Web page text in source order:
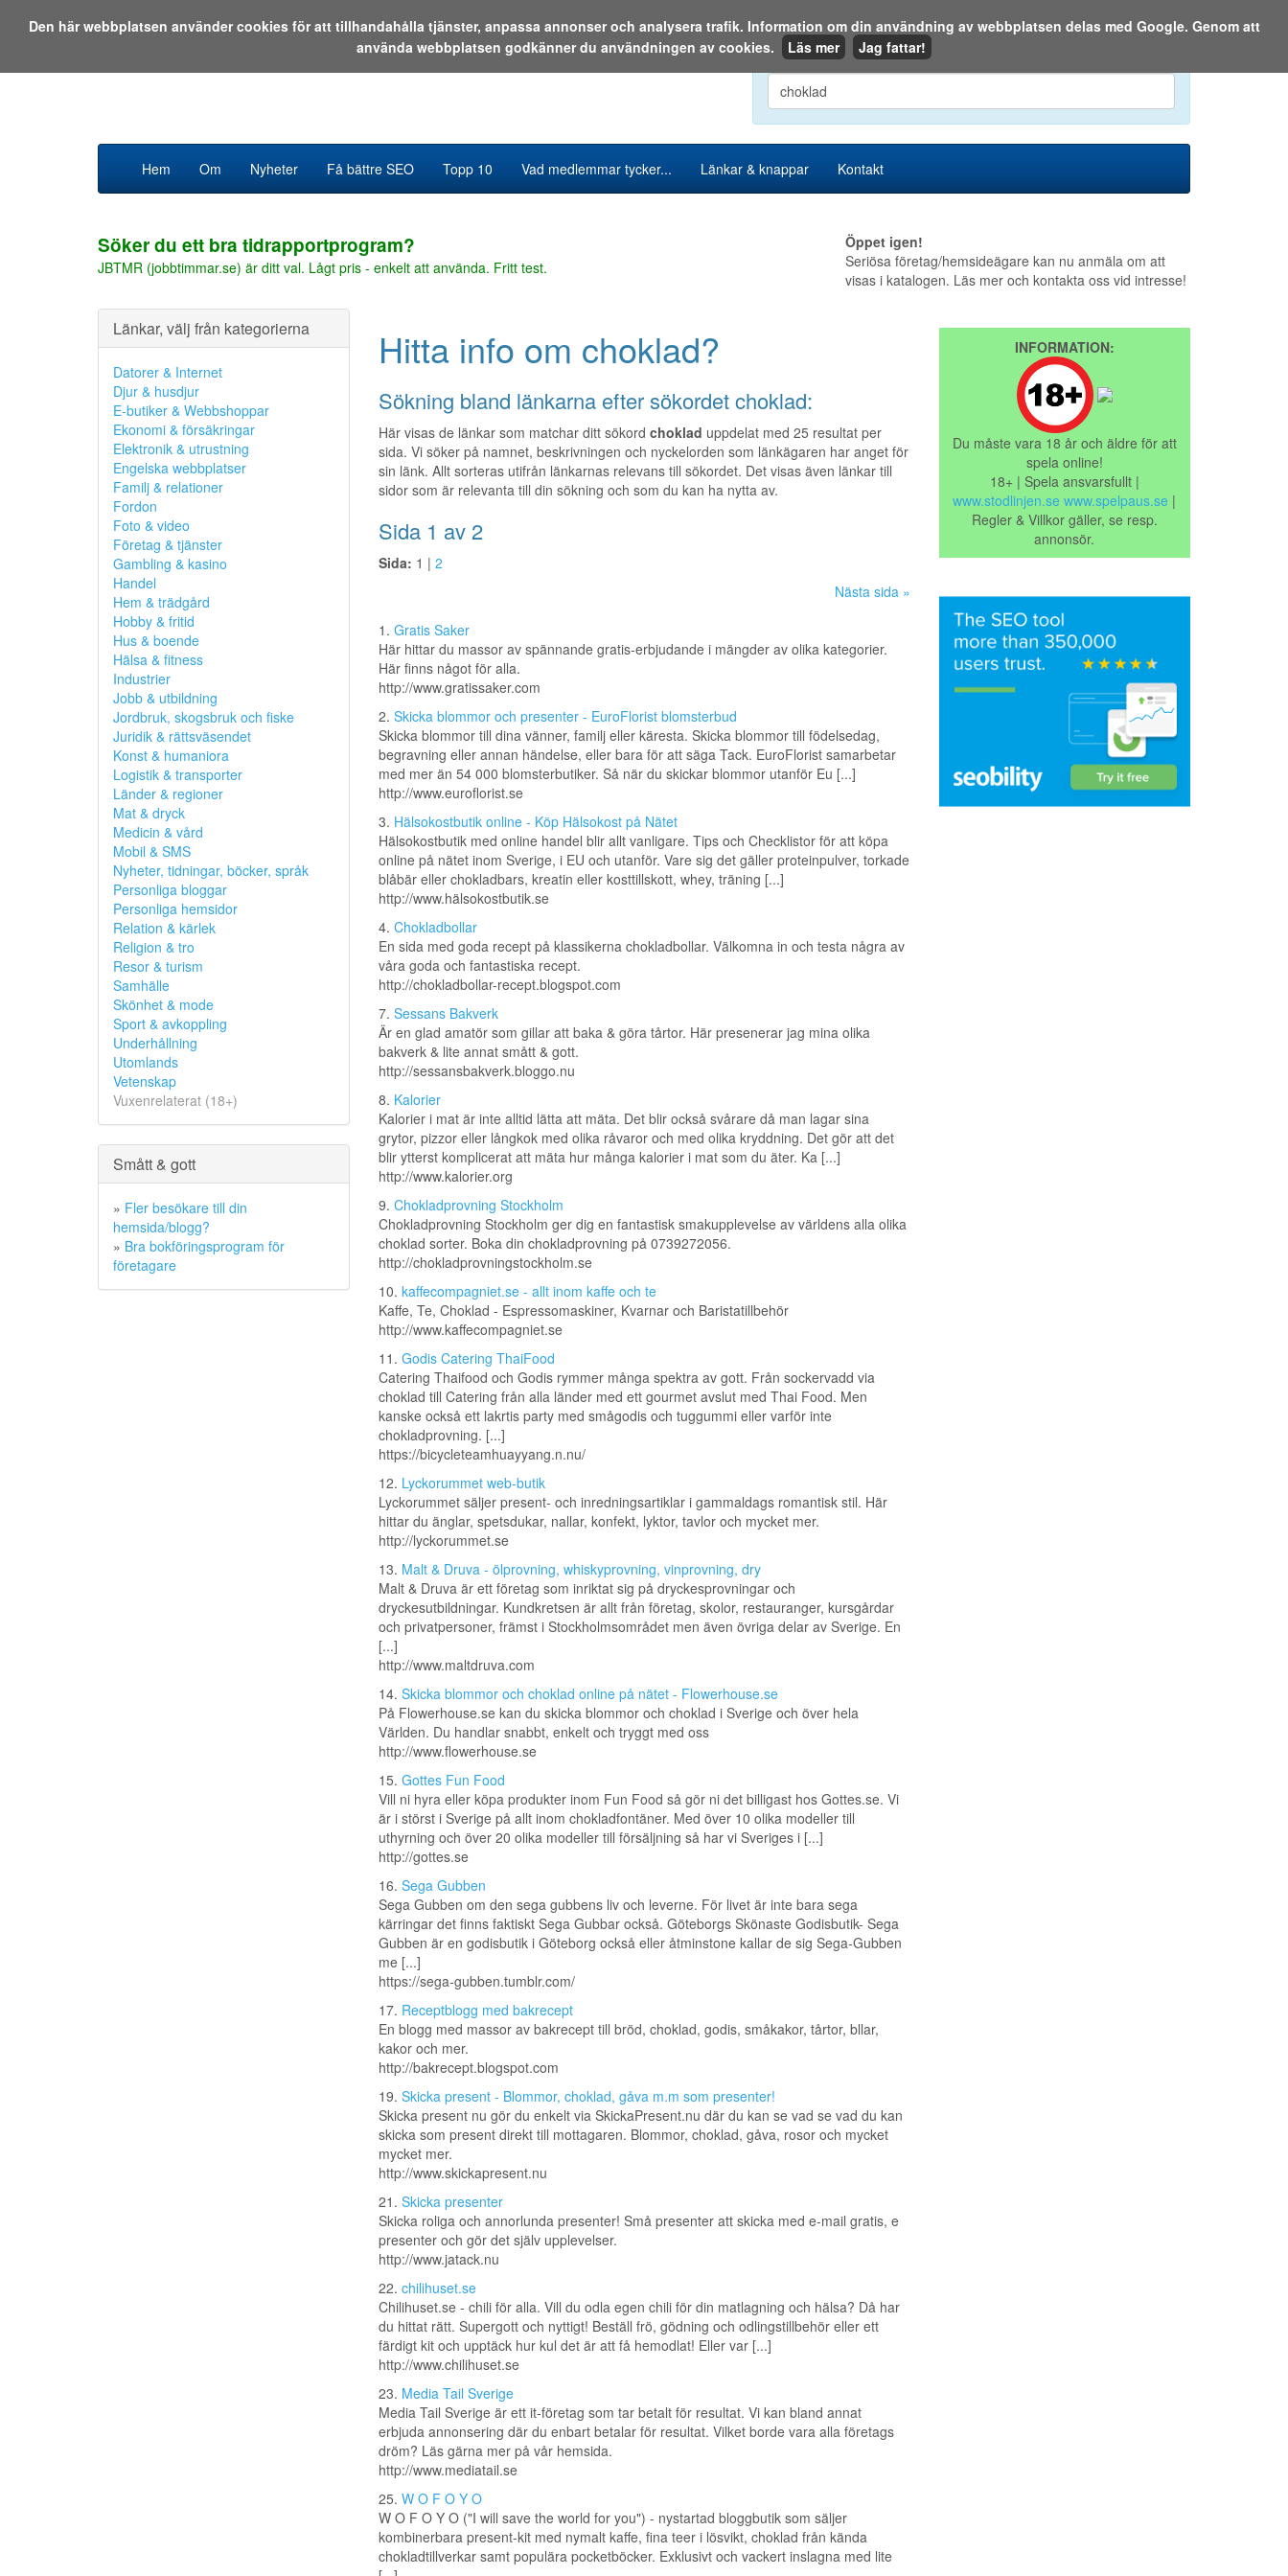
Den 8 augusti 2026
Sök i katalogen eller på webben:
Hem Om Nyheter Få bättre SEO Topp 10 Vad medlemmar tycker... Länkar & knappar Kontakt
Söker du ett bra tidrapportprogram?
JBTMR (jobbtimmar.se) är ditt val. Lågt pris - enkelt att använda. Fritt test.
Öppet igen!
Seriösa företag/hemsideägare kan nu anmäla om att
visas i katalogen. Läs mer och kontakta oss vid intresse!
Länkar, välj från kategorierna
Datorer & Internet
Djur & husdjur
E-butiker & Webbshoppar
Ekonomi & försäkringar
Elektronik & utrustning
Engelska webbplatser
Familj & relationer
Fordon
Foto & video
Företag & tjänster
Gambling & kasino
Handel
Hem & trädgård
Hobby & fritid
Hus & boende
Hälsa & fitness
Industrier
Jobb & utbildning
Jordbruk, skogsbruk och fiske
Juridik & rättsväsendet
Konst & humaniora
Logistik & transporter
Länder & regioner
Mat & dryck
Medicin & vård
Mobil & SMS
Nyheter, tidningar, böcker, språk
Personliga bloggar
Personliga hemsidor
Relation & kärlek
Religion & tro
Resor & turism
Samhälle
Skönhet & mode
Sport & avkoppling
Underhållning
Utomlands
Vetenskap
Vuxenrelaterat (18+)
Smått & gott
» Fler besökare till din
hemsida/blogg?
» Bra bokföringsprogram för
företagare
Hitta info om choklad?
Sökning bland länkarna efter sökordet choklad:
Här visas de länkar som matchar ditt sökord choklad uppdelat med 25 resultat per
sida. Vi söker på namnet, beskrivningen och nyckelorden som länkägaren har anget för
sin länk. Allt sorteras utifrån länkarnas relevans till sökordet. Det visas även länkar till
sidor som är relevanta till din sökning och som du kan ha nytta av.
Sida 1 av 2
Sida: 1 | 2
Nästa sida »
1. Gratis Saker
Här hittar du massor av spännande gratis-erbjudande i mängder av olika kategorier.
Här finns något för alla.
http://www.gratissaker.com
2. Skicka blommor och presenter - EuroFlorist blomsterbud
Skicka blommor till dina vänner, familj eller käresta. Skicka blommor till födelsedag,
begravning eller annan händelse, eller bara för att säga Tack. EuroFlorist samarbetar
med mer än 54 000 blomsterbutiker. Så när du skickar blommor utanför Eu [...]
http://www.euroflorist.se
3. Hälsokostbutik online - Köp Hälsokost på Nätet
Hälsokostbutik med online handel blir allt vanligare. Tips och Checklistor för att köpa
online på nätet inom Sverige, i EU och utanför. Vare sig det gäller proteinpulver, torkade
blåbär eller chokladbars, kreatin eller kosttillskott, whey, träning [...]
http://www.hälsokostbutik.se
4. Chokladbollar
En sida med goda recept på klassikerna chokladbollar. Välkomna in och testa några av
våra goda och fantastiska recept.
http://chokladbollar-recept.blogspot.com
7. Sessans Bakverk
Är en glad amatör som gillar att baka & göra tårtor. Här presenerar jag mina olika
bakverk & lite annat smått & gott.
http://sessansbakverk.bloggo.nu
8. Kalorier
Kalorier i mat är inte alltid lätta att mäta. Det blir också svårare då man lagar sina
grytor, pizzor eller långkok med olika råvaror och med olika kryddning. Det gör att det
blir ytterst komplicerat att mäta hur många kalorier i mat som du äter. Ka [...]
http://www.kalorier.org
9. Chokladprovning Stockholm
Chokladprovning Stockholm ger dig en fantastisk smakupplevelse av världens alla olika
choklad sorter. Boka din chokladprovning på 0739272056.
http://chokladprovningstockholm.se
10. kaffecompagniet.se - allt inom kaffe och te
Kaffe, Te, Choklad - Espressomaskiner, Kvarnar och Baristatillbehör
http://www.kaffecompagniet.se
11. Godis Catering ThaiFood
Catering Thaifood och Godis rymmer många spektra av gott. Från sockervadd via
choklad till Catering från alla länder med ett gourmet avslut med Thai Food. Men
kanske också ett lakrtis party med smågodis och tuggummi eller varför inte
chokladprovning. [...]
https://bicycleteamhuayyang.n.nu/
12. Lyckorummet web-butik
Lyckorummet säljer present- och inredningsartiklar i gammaldags romantisk stil. Här
hittar du änglar, spetsdukar, nallar, konfekt, lyktor, tavlor och mycket mer.
http://lyckorummet.se
13. Malt & Druva - ölprovning, whiskyprovning, vinprovning, dry
Malt & Druva är ett företag som inriktat sig på dryckesprovningar och
dryckesutbildningar. Kundkretsen är allt från företag, skolor, restauranger, kursgårdar
och privatpersoner, främst i Stockholmsområdet men även övriga delar av Sverige. En
[...]
http://www.maltdruva.com
14. Skicka blommor och choklad online på nätet - Flowerhouse.se
På Flowerhouse.se kan du skicka blommor och choklad i Sverige och över hela
Världen. Du handlar snabbt, enkelt och tryggt med oss
http://www.flowerhouse.se
15. Gottes Fun Food
Vill ni hyra eller köpa produkter inom Fun Food så gör ni det billigast hos Gottes.se. Vi
är i störst i Sverige på allt inom chokladfontäner. Med över 10 olika modeller till
uthyrning och över 20 olika modeller till försäljning så har vi Sveriges i [...]
http://gottes.se
16. Sega Gubben
Sega Gubben om den sega gubbens liv och leverne. För livet är inte bara sega
kärringar det finns faktiskt Sega Gubbar också. Göteborgs Skönaste Godisbutik- Sega
Gubben är en godisbutik i Göteborg också eller åtminstone kallar de sig Sega-Gubben
me [...]
https://sega-gubben.tumblr.com/
17. Receptblogg med bakrecept
En blogg med massor av bakrecept till bröd, choklad, godis, småkakor, tårtor, bllar,
kakor och mer.
http://bakrecept.blogspot.com
19. Skicka present - Blommor, choklad, gåva m.m som presenter!
Skicka present nu gör du enkelt via SkickaPresent.nu där du kan se vad se vad du kan
skicka som present direkt till mottagaren. Blommor, choklad, gåva, rosor och mycket
mycket mer.
http://www.skickapresent.nu
21. Skicka presenter
Skicka roliga och annorlunda presenter! Små presenter att skicka med e-mail gratis, e
presenter och gör det själv upplevelser.
http://www.jatack.nu
22. chilihuset.se
Chilihuset.se - chili för alla. Vill du odla egen chili för din matlagning och hälsa? Då har
du hittat rätt. Supergott och nyttigt! Beställ frö, gödning och odlingstillbehör eller ett
färdigt kit och upptäck hur kul det är att få hemodlat! Eller var [...]
http://www.chilihuset.se
23. Media Tail Sverige
Media Tail Sverige är ett it-företag som tar betalt för resultat. Vi kan bland annat
erbjuda annonsering där du enbart betalar för resultat. Vilket borde vara alla företags
dröm? Läs gärna mer på vår hemsida.
http://www.mediatail.se
25. W O F O Y O
W O F O Y O ("I will save the world for you") - nystartad bloggbutik som säljer
kombinerbara present-kit med nymalt kaffe, fina teer i lösvikt, choklad från kända
chokladtillverkar samt populära pocketböcker. Exklusivt och vackert inslagna med lite
INFORMATION:
Du måste vara 18 år och äldre för att
spela online!
18+ | Spela ansvarsfullt |
www.stodlinjen.se www.spelpaus.se |
Regler & Villkor gäller, se resp.
annonsör.
Den här webbplatsen använder cookies för att tillhandahålla tjänster, anpassa annonser och analysera trafik. Information om din användning av webbplatsen delas med Google. Genom att
använda webbplatsen godkänner du användningen av cookies.
Läs mer Jag fattar!